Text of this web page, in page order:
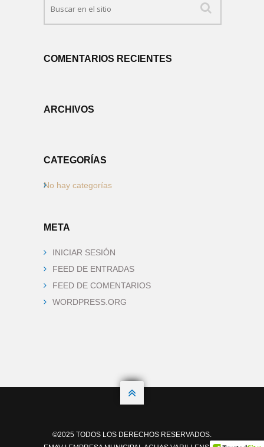
COMENTARIOS RECIENTES
ARCHIVOS
CATEGORÍAS
No hay categorías
META
INICIAR SESIÓN
FEED DE ENTRADAS
FEED DE COMENTARIOS
WORDPRESS.ORG

©2025 TODOS LOS DERECHOS RESERVADOS.